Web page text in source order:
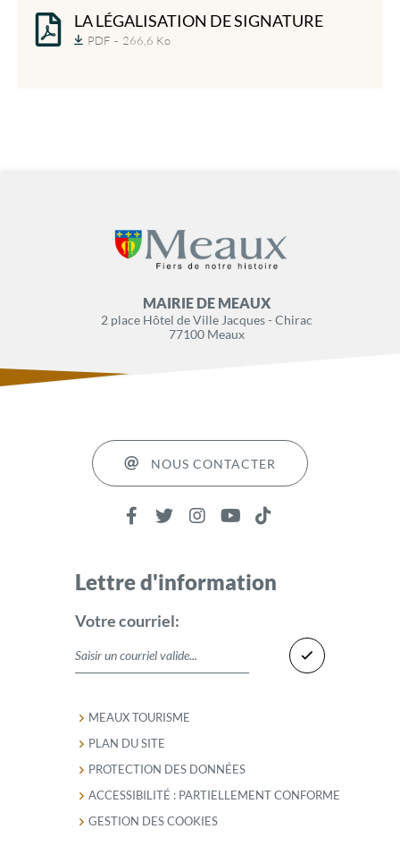
LA LÉGALISATION DE SIGNATURE
PDF 266,6 Ko
MAIRIE DE MEAUX
2 place Hôtel de Ville Jacques - Chirac
77100 Meaux
NOUS CONTACTER
Lettre d'information
Votre courriel:
MEAUX TOURISME
PLAN DU SITE
PROTECTION DES DONNÉES
ACCESSIBILITÉ : PARTIELLEMENT CONFORME
GESTION DES COOKIES